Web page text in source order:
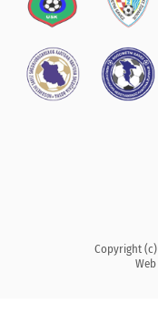
Copyright